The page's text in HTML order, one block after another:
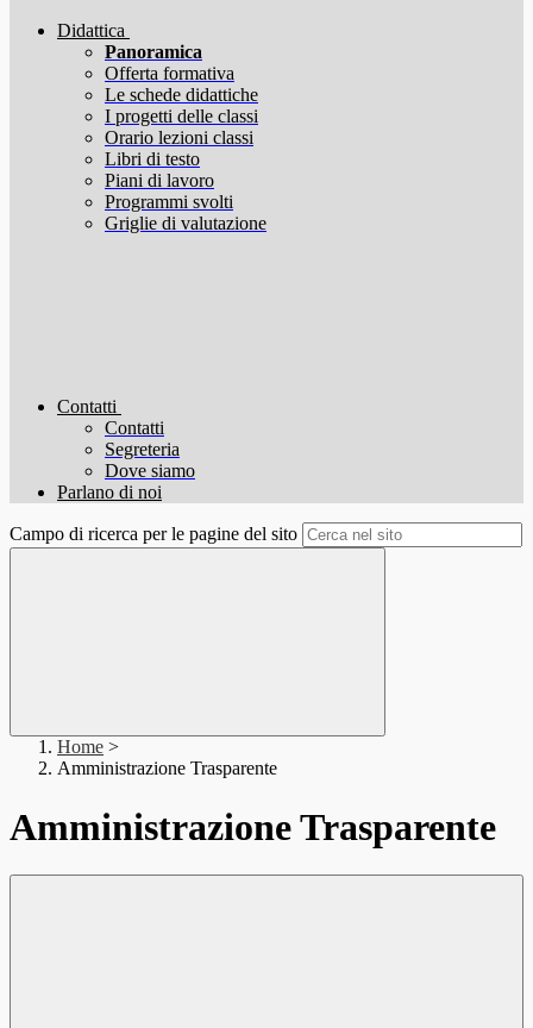
Didattica
Panoramica
Offerta formativa
Le schede didattiche
I progetti delle classi
Orario lezioni classi
Libri di testo
Piani di lavoro
Programmi svolti
Griglie di valutazione
Contatti
Contatti
Segreteria
Dove siamo
Parlano di noi
Campo di ricerca per le pagine del sito
Home >
Amministrazione Trasparente
Amministrazione Trasparente